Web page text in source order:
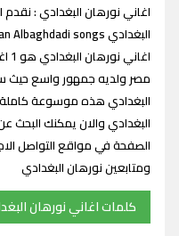
اغاني نورهان البغدادي : نقدم
مصر ولديه جمهور واسع حيث
البغدادي هذه موسوعة
البغدادي والان يمكنك البحث
الصفحة في مواقع التواصل
ومتابعين نورهان البغدادي
كلمات اغاني نورهان